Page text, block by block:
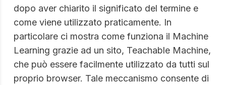
dopo aver chiarito il significato del termine e
come viene utilizzato praticamente. In
particolare ci mostra come funziona il Machine
Learning grazie ad un sito, Teachable Machine,
che può essere facilmente utilizzato da tutti sul
proprio browser. Tale meccanismo consente di